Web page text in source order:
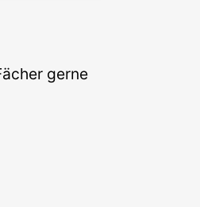
gerne